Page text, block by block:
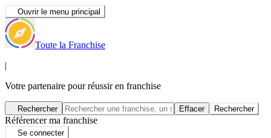
Ouvrir le menu principal
Toute la Franchise
|
Votre partenaire pour réussir en franchise
Rechercher Effacer Rechercher
Référencer ma franchise
Se connecter